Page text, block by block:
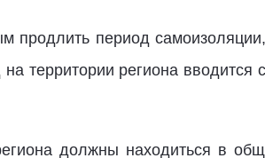
продлить период
территории региона вводится
должны находиться в